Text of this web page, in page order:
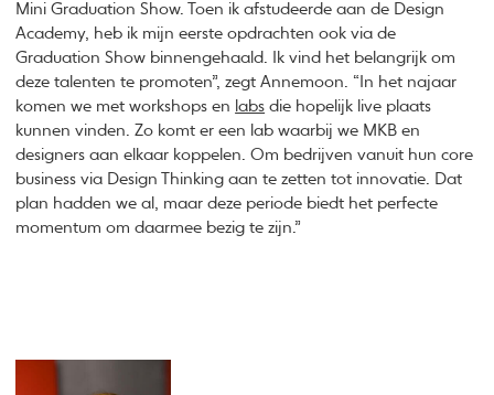
Mini Graduation Show. Toen ik afstudeerde aan de Design
Academy, heb ik mijn eerste opdrachten ook via de
Graduation Show binnengehaald. Ik vind het belangrijk om
deze talenten te promoten”, zegt Annemoon. “In het najaar
komen we met workshops en labs die hopelijk live plaats
kunnen vinden. Zo komt er een lab waarbij we MKB en
designers aan elkaar koppelen. Om bedrijven vanuit hun core
business via Design Thinking aan te zetten tot innovatie. Dat
plan hadden we al, maar deze periode biedt het perfecte
momentum om daarmee bezig te zijn.”